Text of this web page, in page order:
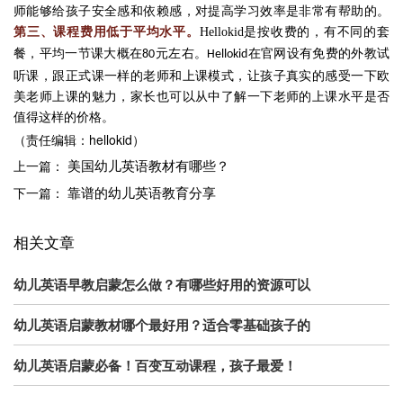
师能够给孩子安全感和依赖感，对提高学习效率是非常有帮助的。
第三、课程费用低于平均水平。 Hellokid是按收费的，有不同的套
餐，平均一节课大概在80元左右。 Hellokid在官网设有免费的外教试
听课，跟正式课一样的老师和上课模式，让孩子真实的感受一下欧
美老师上课的魅力，家长也可以从中了解一下老师的上课水平是否
值得这样的价格。
（责任编辑：hellokid）
上一篇： 美国幼儿英语教材有哪些？
下一篇： 靠谱的幼儿英语教育分享
相关文章
幼儿英语早教启蒙怎么做？有哪些好用的资源可以
幼儿英语启蒙教材哪个最好用？适合零基础孩子的
幼儿英语启蒙必备！百变互动课程，孩子最爱！